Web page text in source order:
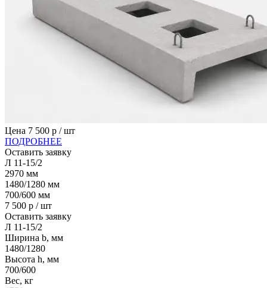
Цена 7 500 р / шт
ПОДРОБНЕЕ
Оставить заявку
Л 11-15/2
2970 мм
1480/1280 мм
700/600 мм
7 500 р / шт
Оставить заявку
Л 11-15/2
Ширина b, мм
1480/1280
Высота h, мм
700/600
Вес, кг